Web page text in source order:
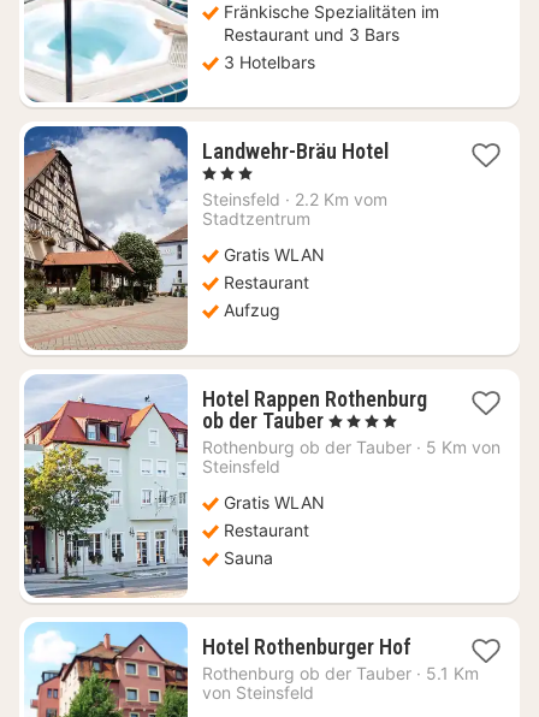
Fränkische Spezialitäten im
Restaurant und 3 Bars
3 Hotelbars
Landwehr-Bräu Hotel1
, 3 Sterne
Steinsfeld · 2.2 Km vom
Stadtzentrum
Gratis WLAN
Restaurant
Aufzug
Hotel Rappen Rothenburg
ob der Tauber1
Nacht
, 4 Sterne
Rothenburg ob der Tauber · 5 Km von
Steinsfeld
Gratis WLAN
Restaurant
Sauna
Hotel Rothenburger Hof1
Nacht
Rothenburg ob der Tauber · 5.1 Km
von Steinsfeld